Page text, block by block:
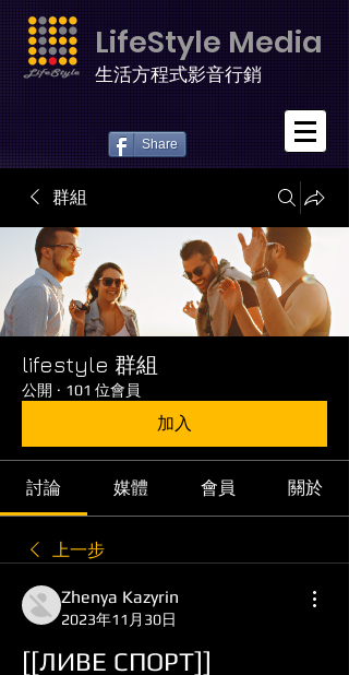
LifeStyle Media
生活方程式影音行銷
Share
群組
lifestyle 群組
公開 · 101 位會員
加入
討論 媒體 會員 關於
上一步
Zhenya Kazyrin
2023年11月30日
[[ЛИВЕ СПОРТ]]